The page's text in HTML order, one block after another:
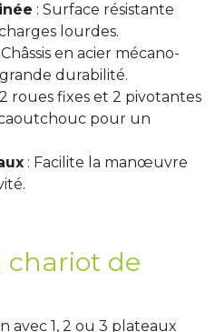
: Surface résistante
lourdes.
Châssis en acier mécano-
durabilité.
roues fixes et 2 pivotantes
pour un
: Facilite la manœuvre
chariot de
avec 1, 2 ou 3 plateaux